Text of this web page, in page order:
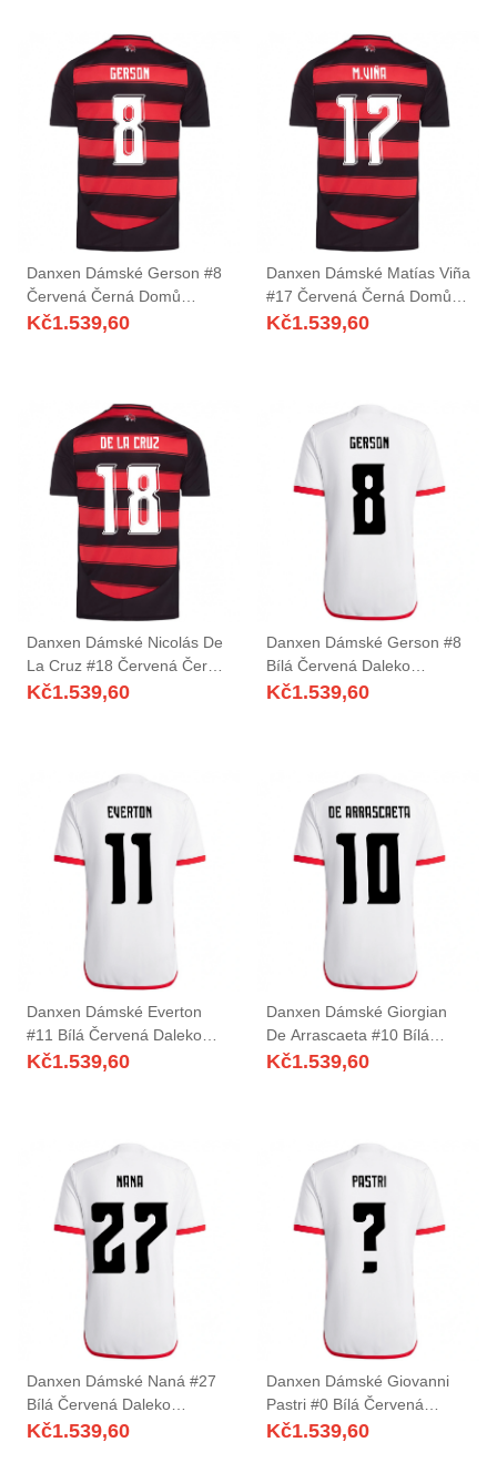
Danxen Dámské Gerson #8
Červená Černá Domů
Hráčské Dresy 2025/26 Dres
Kč1.539,60
Danxen Dámské Matías Viña
#17 Červená Černá Domů
Hráčské Dresy 2025/26 Dres
Kč1.539,60
Danxen Dámské Nicolás De
La Cruz #18 Červená Černá
Domů Hráčské Dresy
Kč1.539,60
Danxen Dámské Gerson #8
Bílá Červená Daleko
Hráčské Dresy 2025/26 Dres
Kč1.539,60
Danxen Dámské Everton
#11 Bílá Červená Daleko
Hráčské Dresy 2025/26 Dres
Kč1.539,60
Danxen Dámské Giorgian
De Arrascaeta #10 Bílá
Červená Daleko Hráčské
Kč1.539,60
Danxen Dámské Naná #27
Bílá Červená Daleko
Hráčské Dresy 2025/26 Dres
Kč1.539,60
Danxen Dámské Giovanni
Pastri #0 Bílá Červená
Daleko Hráčské Dresy
Kč1.539,60